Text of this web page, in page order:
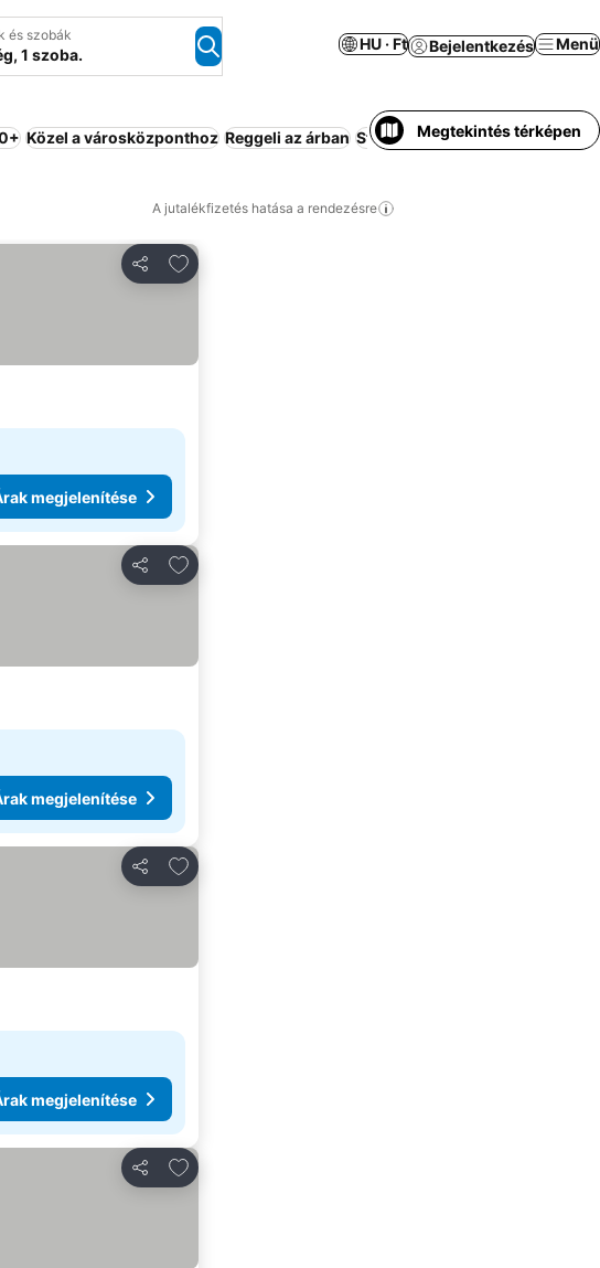
és szobák
1 szoba.
HU · Ft Bejelentkezés Menü
Közel a városközponthoz Reggeli az árban Strand Medence Parkoló Üdülő
Megtekintés térképen
A jutalékfizetés hatása a rendezésre
Megosztás
Hozzáadás a kedvencekhez
megjelenítése
Megosztás
Hozzáadás a kedvencekhez
megjelenítése
Megosztás
Hozzáadás a kedvencekhez
megjelenítése
Megosztás
Hozzáadás a kedvencekhez